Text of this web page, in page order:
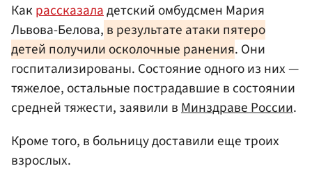
Как рассказаладетский омбудсмен Мария
Львова-Белова, в результате атаки пятеро
детей получили осколочные ранения. Они
госпитализированы. Состояние одного из них —
тяжелое, остальные пострадавшие в состоянии
средней тяжести, заявили вМинздраве России.
Кроме того, в больницу доставили еще троих
взрослых.